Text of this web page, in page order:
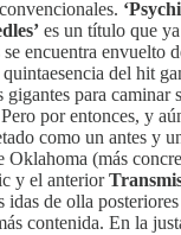
es un título que
encuentra envuelto
del hit
gigantes para caminar
por entonces, y
como un antes y
Oklahoma (más
y el anterior
idas de olla
contenida. En la